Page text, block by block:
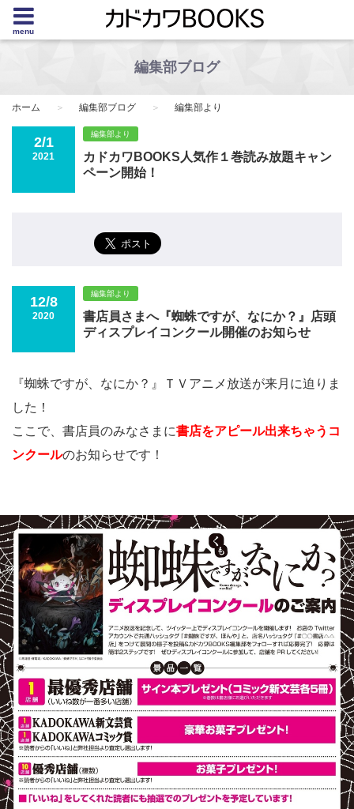
menu
編集部ブログ
ホーム 編集部ブログ 編集部より
2/1
2021
編集部より
カドカワBOOKS人気作１巻読み放題キャン
ペーン開始！
12/8
2020
編集部より
書店員さまへ『蜘蛛ですが、なにか？』店頭
ディスプレイコンクール開催のお知らせ
『蜘蛛ですが、なにか？』ＴＶアニメ放送が来月に迫りま
した！
ここで、書店員のみなさまに書店をアピール出来ちゃう コ
ンクールのお知らせです！